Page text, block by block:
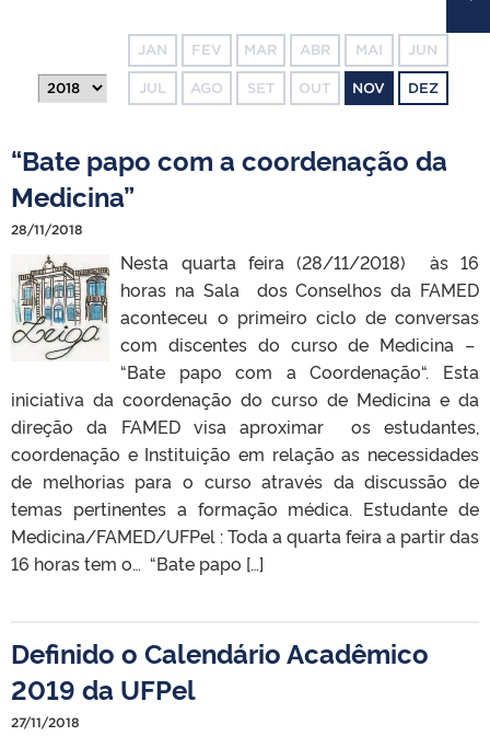
TELEFONES
JAN FEV MAR ABR MAI JUN
JUL AGO SET OUT NOV DEZ
“Bate papo com a coordenação da
Medicina”
28/11/2018
Nesta quarta feira (28/11/2018) às 16
horas na Sala dos Conselhos da FAMED
aconteceu o primeiro ciclo de conversas
com discentes do curso de Medicina –
“Bate papo com a Coordenação“. Esta
iniciativa da coordenação do curso de Medicina e da
direção da FAMED visa aproximar os estudantes,
coordenação e Instituição em relação as necessidades
de melhorias para o curso através da discussão de
temas pertinentes a formação médica. Estudante de
Medicina/FAMED/UFPel : Toda a quarta feira a partir das
16 horas tem o… “Bate papo […]
Definido o Calendário Acadêmico
2019 da UFPel
27/11/2018